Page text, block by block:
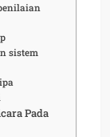
sistem
Pada